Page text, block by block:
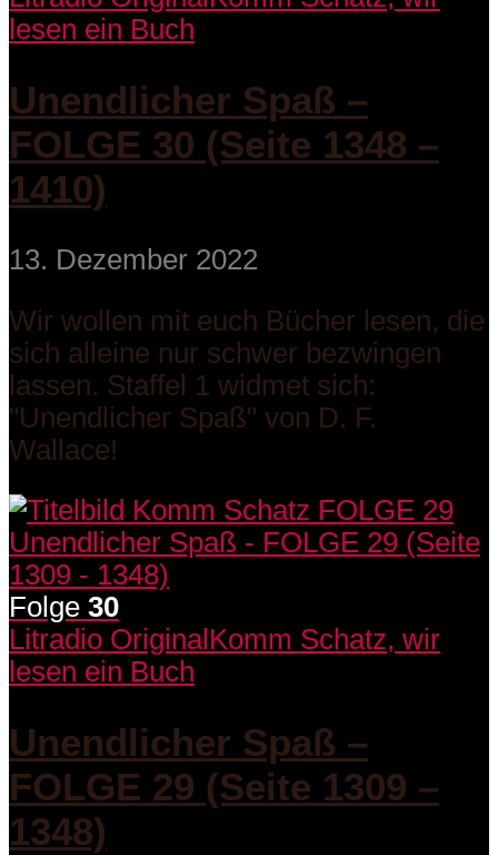
lesen ein Buch
Unendlicher Spaß –
FOLGE 30 (Seite 1348 –
1410)
13. Dezember 2022
Wir wollen mit euch Bücher lesen, die
sich alleine nur schwer bezwingen
lassen. Staffel 1 widmet sich:
"Unendlicher Spaß" von D. F.
Wallace!
Folge 30
Litradio Original Komm Schatz, wir
lesen ein Buch
Unendlicher Spaß –
FOLGE 29 (Seite 1309 –
1348)